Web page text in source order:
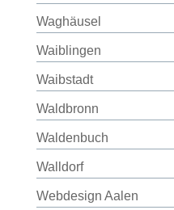
Waghäusel
Waiblingen
Waibstadt
Waldbronn
Waldenbuch
Walldorf
Webdesign Aalen